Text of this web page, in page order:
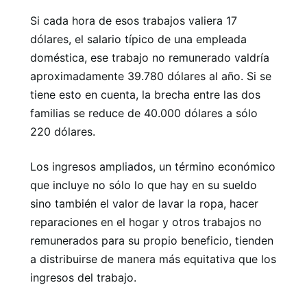
Si cada hora de esos trabajos valiera 17
dólares, el salario típico de una empleada
doméstica, ese trabajo no remunerado valdría
aproximadamente 39.780 dólares al año. Si se
tiene esto en cuenta, la brecha entre las dos
familias se reduce de 40.000 dólares a sólo
220 dólares.
Los ingresos ampliados, un término económico
que incluye no sólo lo que hay en su sueldo
sino también el valor de lavar la ropa, hacer
reparaciones en el hogar y otros trabajos no
remunerados para su propio beneficio, tienden
a distribuirse de manera más equitativa que los
ingresos del trabajo.